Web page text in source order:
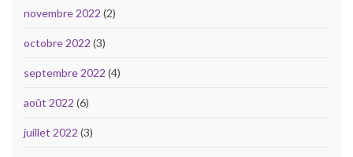
novembre 2022 (2)
octobre 2022 (3)
septembre 2022 (4)
août 2022 (6)
juillet 2022 (3)